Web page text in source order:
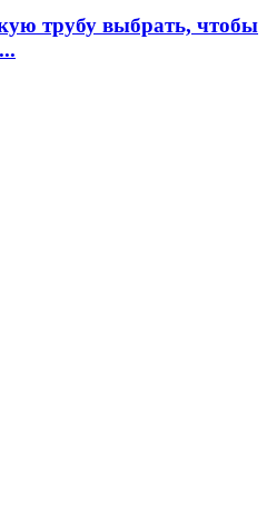
трубу выбрать, чтобы